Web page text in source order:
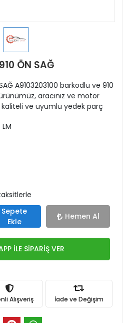
ÖN SAĞ
A9103203100 barkodlu ve 910
aracınız ve motor
ve uyumlu yedek parç
Sepete
Ekle
Hemen Al
İLE SİPARİŞ VER
Alışveriş İade ve Değişim